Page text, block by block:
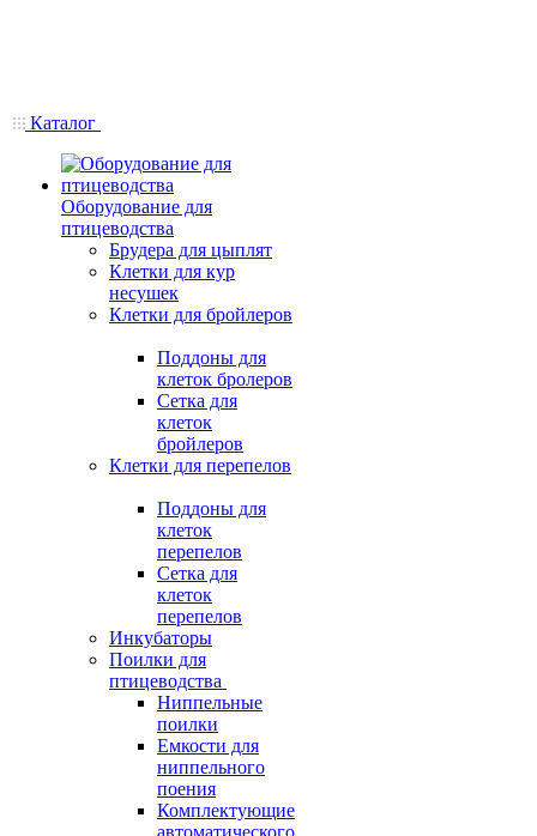
Каталог
Оборудование для
птицеводства
Брудера для цыплят
Клетки для кур
несушек
Клетки для бройлеров
Поддоны для
клеток бролеров
Сетка для
клеток
бройлеров
Клетки для перепелов
Поддоны для
клеток
перепелов
Сетка для
клеток
перепелов
Инкубаторы
Поилки для
птицеводства
Ниппельные
поилки
Емкости для
ниппельного
поения
Комплектующие
автоматического